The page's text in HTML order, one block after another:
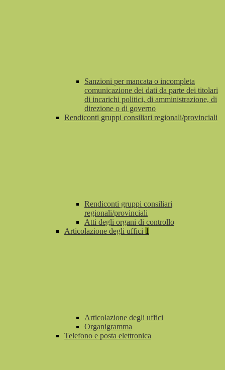
Sanzioni per mancata o incompleta
comunicazione dei dati da parte dei titolari
di incarichi politici, di amministrazione, di
direzione o di governo
Rendiconti gruppi consiliari regionali/provinciali
Rendiconti gruppi consiliari
regionali/provinciali
Atti degli organi di controllo
Articolazione degli uffici 1
Articolazione degli uffici
Organigramma
Telefono e posta elettronica